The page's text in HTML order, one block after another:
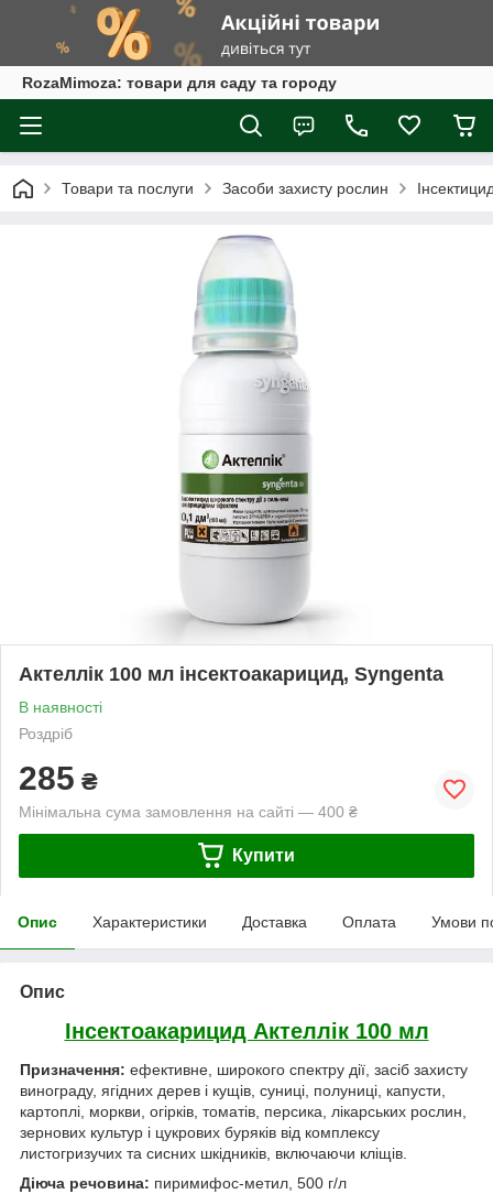
RozaMimoza: товари для саду та городу
Товари та послуги Засоби захисту рослин
Актеллік 100 мл інсектоакарицид, Syngenta
В наявності
Роздріб
285 ₴
Мінімальна сума замовлення на сайті — 400 ₴
Купити
Опис Характеристики Доставка Оплата Умови
Опис
Інсектоакарицид Актеллік 100 мл
Призначення: ефективне, широкого спектру дії, засіб захисту
винограду, ягідних дерев і кущів, суниці, полуниці, капусти,
картоплі, моркви, огірків, томатів, персика, лікарських рослин,
зернових культур і цукрових буряків від комплексу
листогризучих та сисних шкідників, включаючи кліщів.
Діюча речовина: пиримифос-метил, 500 г/л